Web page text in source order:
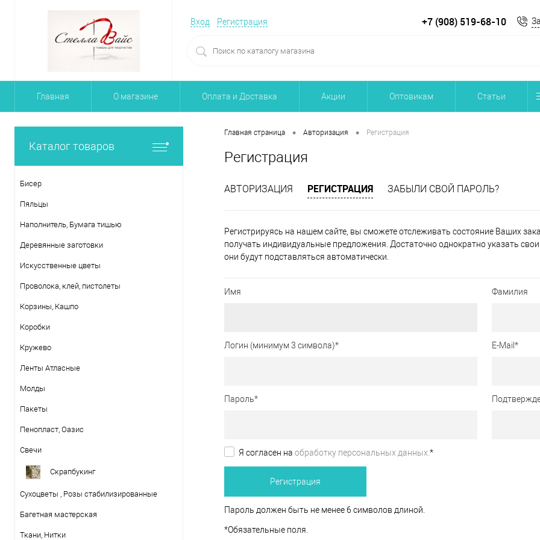
Вход Регистрация +7 (908) 519-68-10
Главная О магазине Оплата и Доставка Акции Оптовикам Статьи
Каталог товаров
Бисер
Пяльцы
Наполнитель, Бумага тишью
Деревянные заготовки
Искусственные цветы
Проволока, клей, пистолеты
Корзины, Кашпо
Коробки
Кружево
Ленты Атласные
Молды
Пакеты
Пенопласт, Оазис
Свечи
Скрапбукинг
Сухоцветы , Розы стабилизированные
Багетная мастерская
Ткани, Нитки
Главная страница • Авторизация • Регистрация
Регистрация
АВТОРИЗАЦИЯ РЕГИСТРАЦИЯ ЗАБЫЛИ СВОЙ ПАРОЛЬ?
Регистрируясь на нашем сайте, вы сможете отслеживать состояние Ваших
получать индивидуальные предложения. Достаточно однократно указать
они будут подставляться автоматически.
Имя Фамилия
Логин (минимум 3 символа)* E-Mail *
Пароль*
Я согласен на обработку персональных данных.*
Пароль должен быть не менее 6 символов длиной.
*Обязательные поля.